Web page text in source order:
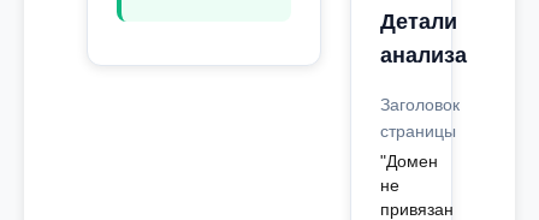
Детали
анализа
Заголовок
страницы
"Домен
не
привязан